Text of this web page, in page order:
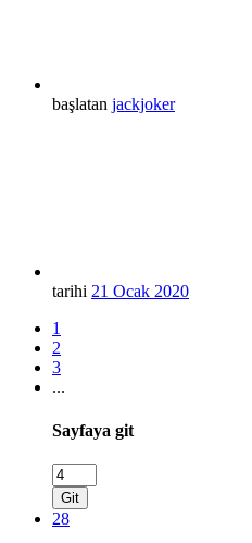
başlatan jackjoker
tarihi 21 Ocak 2020
1
2
3
...
Sayfaya git
Git
28